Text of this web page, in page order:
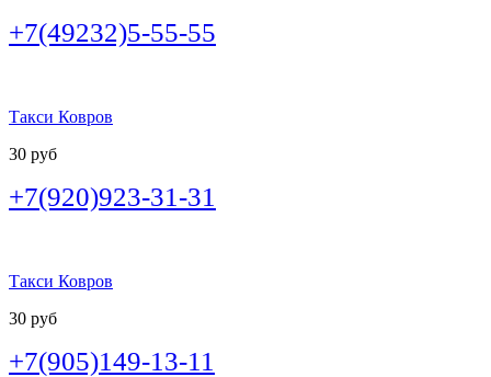
+7(49232)5-55-55
Такси Ковров
30 руб
+7(920)923-31-31
Такси Ковров
30 руб
+7(905)149-13-11